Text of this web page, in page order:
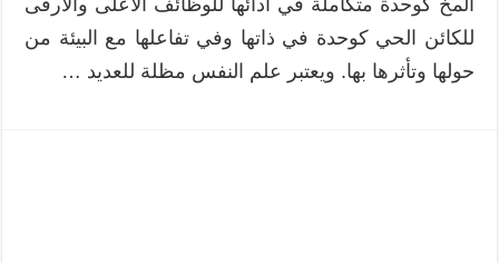
للكائن الحي كوحدة في ذاتها وفي تفاعلها مع البيئة من
حولها وتأثرها بها. ويعتبر علم النفس مظلة للعديد …